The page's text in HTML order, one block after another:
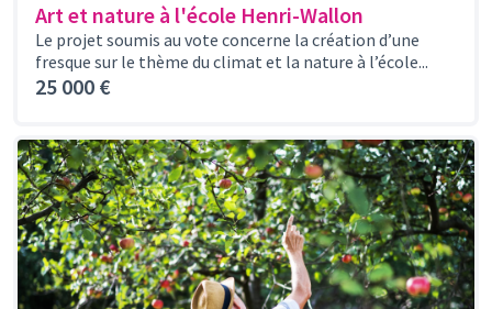
Art et nature à l'école Henri-Wallon
Le projet soumis au vote concerne la création d’une
fresque sur le thème du climat et la nature à l’école...
25 000 €